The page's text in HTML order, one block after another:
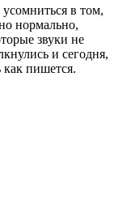
в том,
нормально,
звуки не
и сегодня,
как пишется.